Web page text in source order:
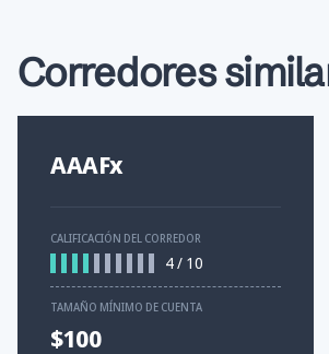
Corredores
AAAFx
CALIFICACIÓN DEL CORREDOR
4/ 10
TAMAÑO MÍNIMO DE CUENTA
$100